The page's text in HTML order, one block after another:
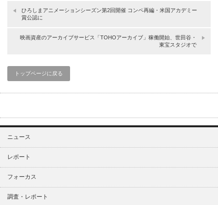
ひろしまアニメーションシーズン第2回開催 コンペ再編・米国アカデミー
賞公認に
映画資産のアーカイブサービス「TOHOアーカイブ」稼働開始、世田谷・
東宝スタジオで
トップページに戻る
ニュース
レポート
フォーカス
調査・レポート